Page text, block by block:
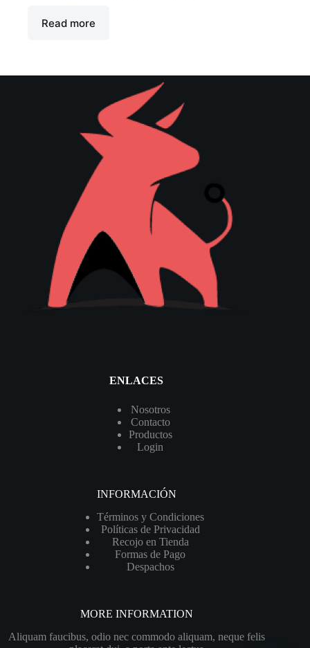
Read more
ENLACES
Nosotros
Contacto
Productos
Login
INFORMACIÓN
Términos y Condiciones
Políticas de Privacidad
Recojo en Tienda
Formas de Pago
Despachos
MORE INFORMATION
Aliquam faucibus, odio nec commodo aliquam, neque felis